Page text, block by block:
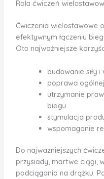
Rola ćwiczeń
Ćwiczenia wielostawowe
efektywnym łączeniu
Oto najważniejsze
budowanie siły i
poprawa
utrzymanie
biegu
stymulacja
wspomaganie
Do najważniejszych
przysiady, martwe ciągi,
podciągania na drążku.